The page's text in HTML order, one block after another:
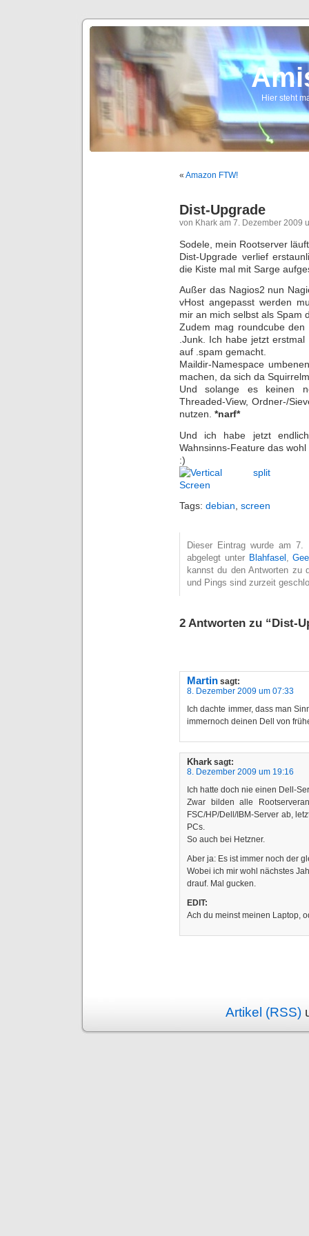
Hier steht
« Amazon FTW!
Dist-Upgrade
von Khark am 7. Dezember 2009
Sodele, mein Rootserver
Dist-Upgrade verlief
die Kiste mal mit Sarge
Außer das Nagios2 nun
vHost angepasst werden
mir an mich selbst als Spam
Zudem mag roundcube
.Junk. Ich habe jetzt
auf .spam gemacht.
Maildir-Namespace
machen, da sich da
Und solange es keinen
Threaded-View, Ordner-/
nutzen. *narf*
Und ich habe jetzt
Wahnsinns-Feature das
:)
Tags: debian, screen
Dieser Eintrag wurde am
abgelegt unter Blahfasel ,
kannst du den Antworten zu
und Pings sind zurzeit
2 Antworten zu “Dist-
Martin sagt:
8. Dezember 2009 um 07:33
Ich dachte immer, dass man
immernoch deinen Dell von
Khark sagt:
8. Dezember 2009 um 19:16
Ich hatte doch nie einen Dell-
Zwar bilden alle
FSC/HP/Dell/IBM-Server ab,
PCs.
So auch bei Hetzner.
Aber ja: Es ist immer noch der
Wobei ich mir wohl nächstes
drauf. Mal gucken.
EDIT:
Ach du meinst meinen Laptop,
Artikel (RSS)